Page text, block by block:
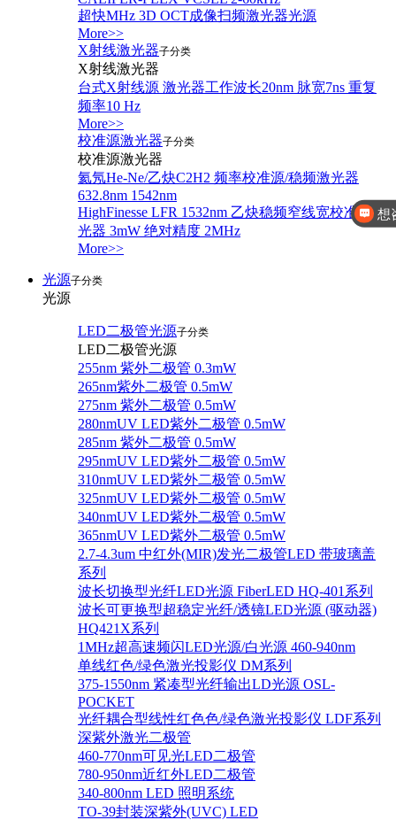
超快MHz 3D OCT成像扫频激光器光源
More>>
X射线激光器子分类
X射线激光器
台式X射线源 激光器工作波长20nm 脉宽7ns 重复
频率10 Hz
More>>
校准源激光器子分类
校准源激光器
氦氖He-Ne/乙炔C2H2 频率校准源/稳频激光器
632.8nm 1542nm
HighFinesse LFR 1532nm 乙炔稳频窄线宽校准源激
光器 3mW 绝对精度 2MHz
More>>
光源子分类
光源
LED二极管光源子分类
LED二极管光源
255nm 紫外二极管 0.3mW
265nm紫外二极管 0.5mW
275nm 紫外二极管 0.5mW
280nmUV LED紫外二极管 0.5mW
285nm 紫外二极管 0.5mW
295nmUV LED紫外二极管 0.5mW
310nmUV LED紫外二极管 0.5mW
325nmUV LED紫外二极管 0.5mW
340nmUV LED紫外二极管 0.5mW
365nmUV LED紫外二极管 0.5mW
2.7-4.3um 中红外(MIR)发光二极管LED 带玻璃盖
系列
波长切换型光纤LED光源 FiberLED HQ-401系列
波长可更换型超稳定光纤/透镜LED光源 (驱动器)
HQ421X系列
1MHz超高速频闪LED光源/白光源 460-940nm
单线红色/绿色激光投影仪 DM系列
375-1550nm 紧凑型光纤输出LD光源 OSL-
POCKET
光纤耦合型线性红色色/绿色激光投影仪 LDF系列
深紫外激光二极管
460-770nm可见光LED二极管
780-950nm近红外LED二极管
340-800nm LED 照明系统
TO-39封装深紫外(UVC) LED
你好，